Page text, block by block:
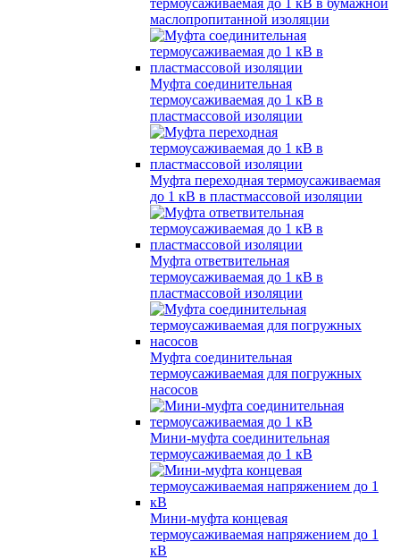
термоусаживаемая до 1 кВ в бумажной
маслопропитанной изоляции
Муфта соединительная
термоусаживаемая до 1 кВ в
пластмассовой изоляции
Муфта переходная термоусаживаемая
до 1 кВ в пластмассовой изоляции
Муфта ответвительная
термоусаживаемая до 1 кВ в
пластмассовой изоляции
Муфта соединительная
термоусаживаемая для погружных
насосов
Мини-муфта соединительная
термоусаживаемая до 1 кВ
Мини-муфта концевая
термоусаживаемая напряжением до 1
кВ